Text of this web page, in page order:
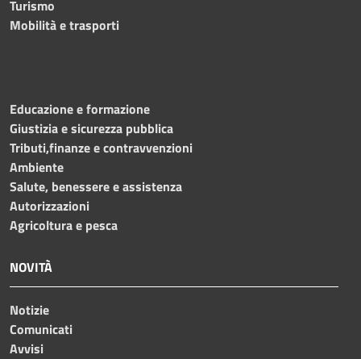
Turismo
Mobilità e trasporti
Educazione e formazione
Giustizia e sicurezza pubblica
Tributi,finanze e contravvenzioni
Ambiente
Salute, benessere e assistenza
Autorizzazioni
Agricoltura e pesca
NOVITÀ
Notizie
Comunicati
Avvisi